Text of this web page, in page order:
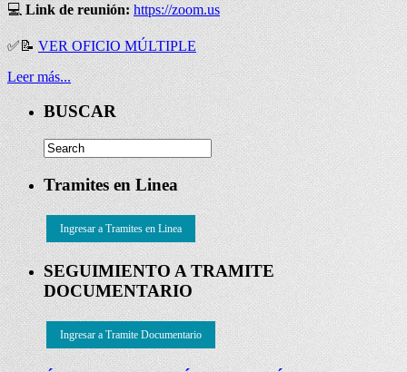
💻Link de reunión: https://zoom.us
✅📝VER OFICIO MÚLTIPLE
Leer más...
BUSCAR
Tramites en Linea
Ingresar a Tramites en Linea
SEGUIMIENTO A TRAMITE
DOCUMENTARIO
Ingresar a Tramite Documentario